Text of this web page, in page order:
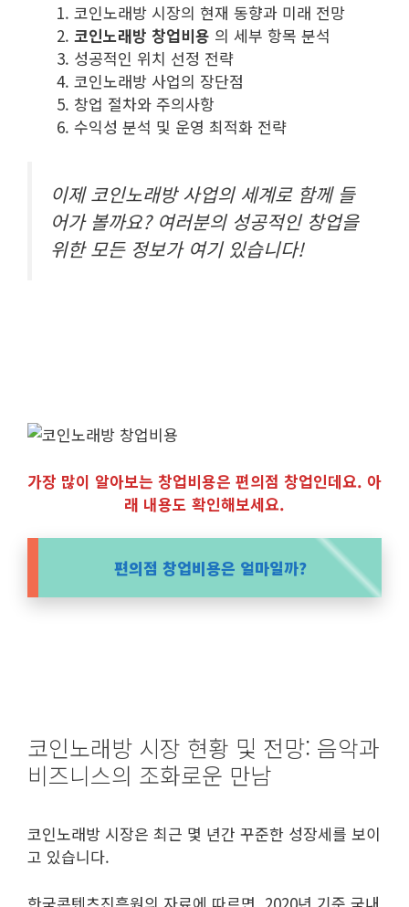
코인노래방 시장의 현재 동향과 미래 전망
코인노래방 창업비용 의 세부 항목 분석
성공적인 위치 선정 전략
코인노래방 사업의 장단점
창업 절차와 주의사항
수익성 분석 및 운영 최적화 전략
이제 코인노래방 사업의 세계로 함께 들
어가 볼까요? 여러분의 성공적인 창업을
위한 모든 정보가 여기 있습니다!
가장 많이 알아보는 창업비용은 편의점 창업인데요. 아
래 내용도 확인해보세요.
편의점 창업비용은 얼마일까?
코인노래방 시장 현황 및 전망: 음악과
비즈니스의 조화로운 만남
코인노래방 시장은 최근 몇 년간 꾸준한 성장세를 보이
고 있습니다.